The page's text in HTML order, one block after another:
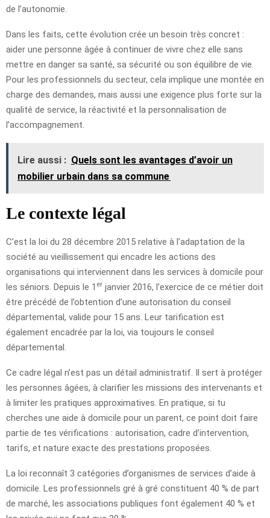
de l’autonomie.
Dans les faits, cette évolution crée un besoin très concret :
aider une personne âgée à continuer de vivre chez elle sans
mettre en danger sa santé, sa sécurité ou son équilibre de vie.
Pour les professionnels du secteur, cela implique une montée en
charge des demandes, mais aussi une exigence plus forte sur la
qualité de service, la réactivité et la personnalisation de
l’accompagnement.
Lire aussi : Quels sont les avantages d’avoir un
mobilier urbain dans sa commune
Le contexte légal
C’est la loi du 28 décembre 2015 relative à l’adaptation de la
société au vieillissement qui encadre les actions des
organisations qui interviennent dans les services à domicile pour
les séniors. Depuis le 1 er janvier 2016, l’exercice de ce métier doit
être précédé de l’obtention d’une autorisation du conseil
départemental, valide pour 15 ans. Leur tarification est
également encadrée par la loi, via toujours le conseil
départemental.
Ce cadre légal n’est pas un détail administratif. Il sert à protéger
les personnes âgées, à clarifier les missions des intervenants et
à limiter les pratiques approximatives. En pratique, si tu
cherches une aide à domicile pour un parent, ce point doit faire
partie de tes vérifications : autorisation, cadre d’intervention,
tarifs, et nature exacte des prestations proposées.
La loi reconnaît 3 catégories d’organismes de services d’aide à
domicile. Les professionnels gré à gré constituent 40 % de part
de marché, les associations publiques font également 40 % et